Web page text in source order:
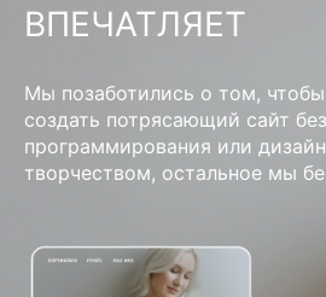
ВПЕЧАТЛЯЕТ
Мы позаботились о том,
создать потрясающий сайт
программирования или
творчеством, остальное мы